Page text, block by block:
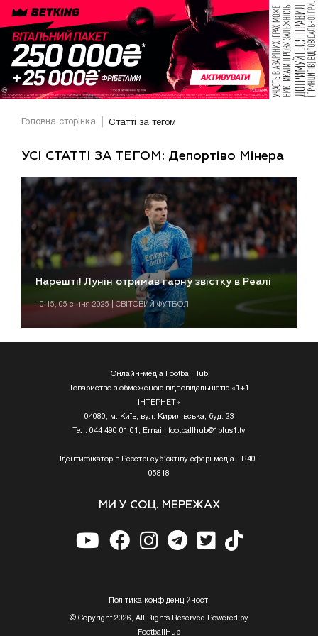
Головна сторінка Статті за тегом
УСІ СТАТТІ ЗА ТЕГОМ: Депортіво Мінера
Нарешті! Лунін отримав гарну звістку в Реалі
10:15, 05 січня 2025 | СВІТОВИЙ ФУТБОЛ
Онлайн-медіа FootballHub
Товариство з обмеженою відповідальністю «1+1
ІНТЕРНЕТ»
04080, м. Київ, вул. Кирилівська, буд. 23
Тел. 044 490 01 01, Email: footballhub@1plus1.tv
Ідентифікатор в Реєстрі суб’єктіву сфері медіа - R40-
05818
МИ У СОЦ. МЕРЕЖАХ
Полiтика конфiденцiйностi
© Copyright 2026, All Rights Reserved Powered by
FootballHub